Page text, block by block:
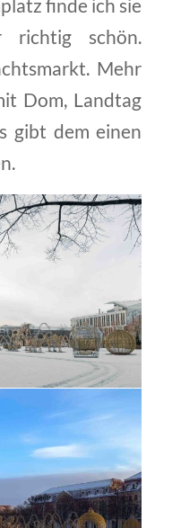
finde ich sie
richtig schön.
Mehr
Dom, Landtag
gibt dem einen